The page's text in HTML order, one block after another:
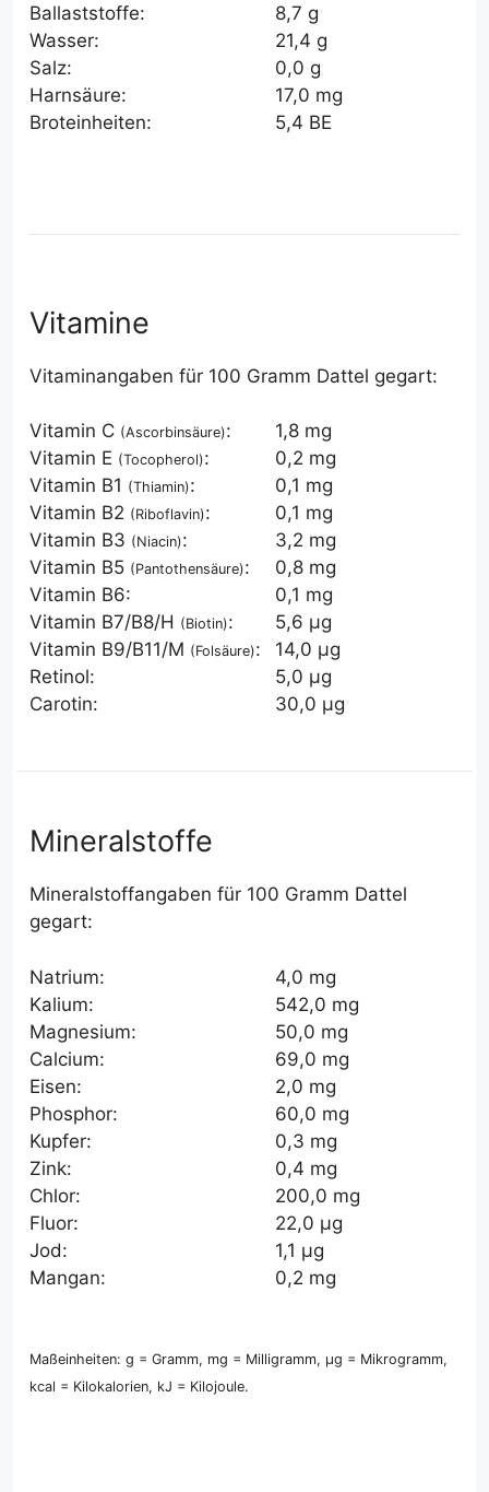
Ballaststoffe:
8,7 g
Wasser:
21,4 g
Salz:
0,0 g
Harnsäure:
17,0 mg
Broteinheiten:
5,4 BE
Vitamine
Vitaminangaben für 100 Gramm Dattel gegart:
Vitamin C (Ascorbinsäure):
1,8 mg
Vitamin E (Tocopherol):
0,2 mg
Vitamin B1 (Thiamin):
0,1 mg
Vitamin B2 (Riboflavin):
0,1 mg
Vitamin B3 (Niacin):
3,2 mg
Vitamin B5 (Pantothensäure):
0,8 mg
Vitamin B6:
0,1 mg
Vitamin B7/B8/H (Biotin):
5,6 µg
Vitamin B9/B11/M (Folsäure):
14,0 µg
Retinol:
5,0 µg
Carotin:
30,0 µg
Mineralstoffe
Mineralstoffangaben für 100 Gramm Dattel
gegart:
Natrium:
4,0 mg
Kalium:
542,0 mg
Magnesium:
50,0 mg
Calcium:
69,0 mg
Eisen:
2,0 mg
Phosphor:
60,0 mg
Kupfer:
0,3 mg
Zink:
0,4 mg
Chlor:
200,0 mg
Fluor:
22,0 µg
Jod:
1,1 µg
Mangan:
0,2 mg
Maßeinheiten: g = Gramm, mg = Milligramm, µg = Mikrogramm,
kcal = Kilokalorien, kJ = Kilojoule.